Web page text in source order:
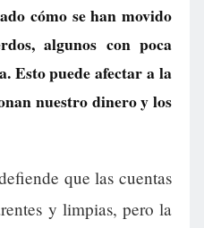
cómo se han movido
algunos con poca
Esto puede afectar a la
nuestro dinero y los
que las cuentas
y limpias, pero la